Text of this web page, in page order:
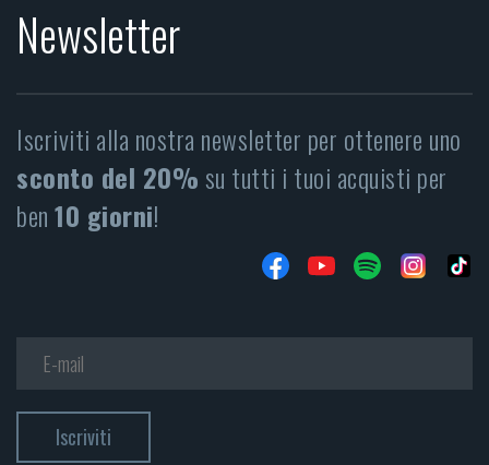
Newsletter
Iscriviti alla nostra newsletter per ottenere uno
sconto del 20%su tutti i tuoi acquisti per
ben10 giorni!